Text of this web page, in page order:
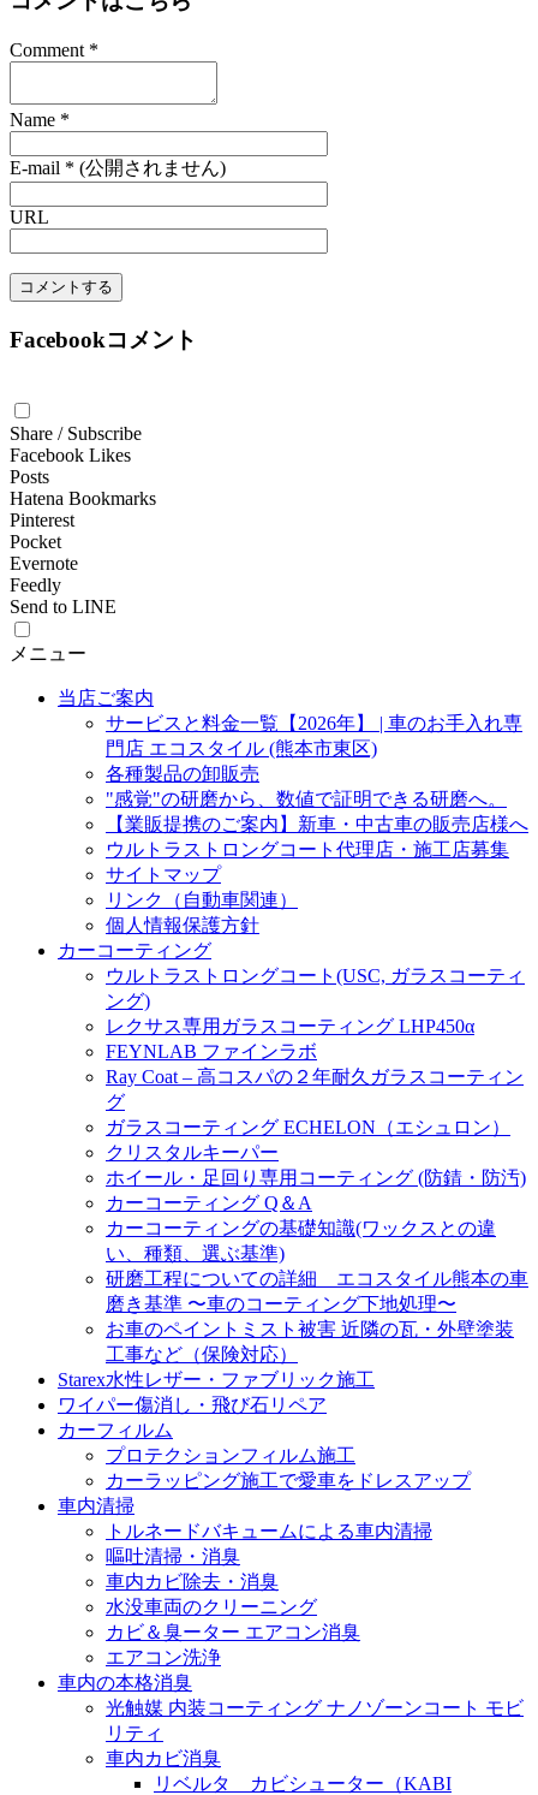
Comment *
Name *
E-mail * (公開されません)
URL
Facebookコメント
Share / Subscribe
Facebook Likes
Posts
Hatena Bookmarks
Pinterest
Pocket
Evernote
Feedly
Send to LINE
メニュー
当店ご案内
サービスと料金一覧【2026年】 | 車のお手入れ専
門店 エコスタイル (熊本市東区)
各種製品の卸販売
"感覚"の研磨から、数値で証明できる研磨へ。
【業販提携のご案内】新車・中古車の販売店様へ
ウルトラストロングコート代理店・施工店募集
サイトマップ
リンク（自動車関連）
個人情報保護方針
カーコーティング
ウルトラストロングコート(USC, ガラスコーティ
ング)
レクサス専用ガラスコーティング LHP450α
FEYNLAB ファインラボ
Ray Coat – 高コスパの２年耐久ガラスコーティン
グ
ガラスコーティング ECHELON（エシュロン）
クリスタルキーパー
ホイール・足回り専用コーティング (防錆・防汚)
カーコーティング Q＆A
カーコーティングの基礎知識(ワックスとの違
い、種類、選ぶ基準)
研磨工程についての詳細 エコスタイル熊本の車
磨き基準 〜車のコーティング下地処理〜
お車のペイントミスト被害 近隣の瓦・外壁塗装
工事など（保険対応）
Starex水性レザー・ファブリック施工
ワイパー傷消し・飛び石リペア
カーフィルム
プロテクションフィルム施工
カーラッピング施工で愛車をドレスアップ
車内清掃
トルネードバキュームによる車内清掃
嘔吐清掃・消臭
車内カビ除去・消臭
水没車両のクリーニング
カビ＆臭ーター エアコン消臭
エアコン洗浄
車内の本格消臭
光触媒 内装コーティング ナノゾーンコート モビ
リティ
車内カビ消臭
リベルタ カビシューター（KABI